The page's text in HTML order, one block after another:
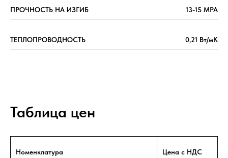
ПРОЧНОСТЬ НА ИЗГИБ 13-15 МРА
ТЕПЛОПРОВОДНОСТЬ 0,21 Вт/мК
Таблица цен
Номенклатура Цена с НДС